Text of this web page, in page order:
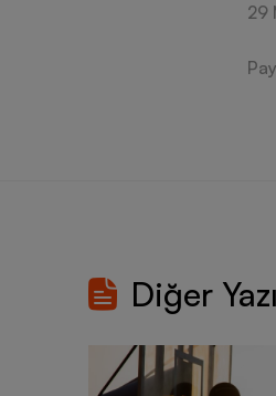
29
Diğer